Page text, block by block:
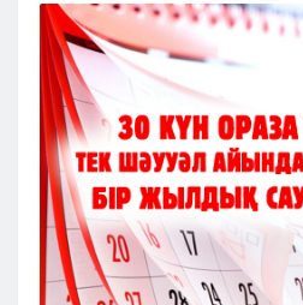
Семей
Талдыкорган
Тараз
Туркестан
Уральск
Усть-Каменогорск
Шымкент